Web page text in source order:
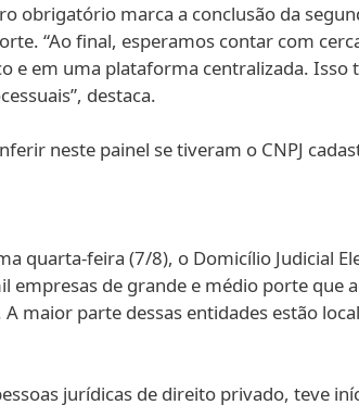
obrigatório marca a conclusão da
“Ao final, esperamos contar com
e em uma plataforma centralizada. Isso
destaca.
neste painel se tiveram o CNPJ
quarta-feira (7/8), o Domicílio Judicial
empresas de grande e médio porte que
parte dessas entidades estão
jurídicas de direito privado, teve